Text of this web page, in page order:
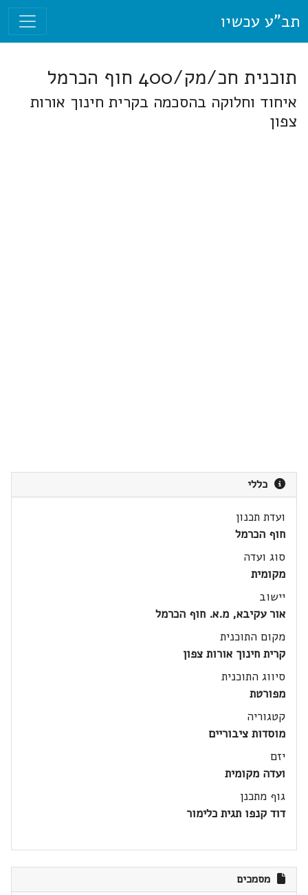
תב"ע עכשיו
תוכנית חכ/מק/400 חוף הכרמל
איחוד וחלוקה בהסכמה בקרית חינוך אורות
צפון
כללי
ועדת תכנון
חוף הכרמל
סוג ועדה
מקומית
יישוב
אור עקיבא, מ.א. חוף הכרמל
מקום התוכנית
קרית חינוך אורות צפון
סיווג התוכנית
מפורטת
קטגוריה
מוסדות ציבוריים
יזם
ועדה מקומית
גוף מתכנן
דוד קנפו תגית כלימור
מסמכים